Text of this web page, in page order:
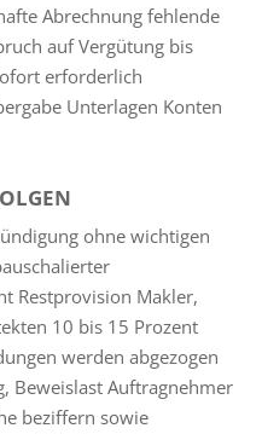
Abrechnung fehlende
auf Vergütung bis
erforderlich
Unterlagen Konten
ohne wichtigen
Restprovision Makler,
10 bis 15 Prozent
werden abgezogen
Beweislast Auftragnehmer
beziffern sowie